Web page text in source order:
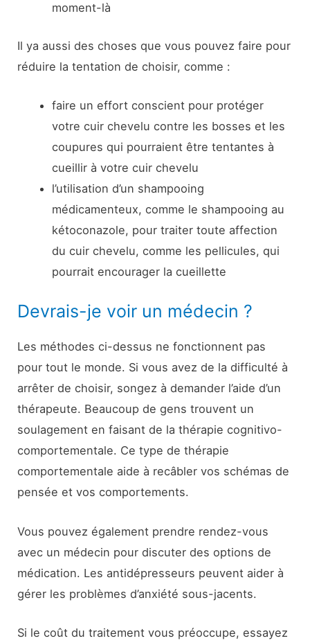
moment-là
Il ya aussi des choses que vous pouvez faire pour
réduire la tentation de choisir, comme :
faire un effort conscient pour protéger
votre cuir chevelu contre les bosses et les
coupures qui pourraient être tentantes à
cueillir à votre cuir chevelu
l’utilisation d’un shampooing
médicamenteux, comme le shampooing au
kétoconazole, pour traiter toute affection
du cuir chevelu, comme les pellicules, qui
pourrait encourager la cueillette
Devrais-je voir un médecin ?
Les méthodes ci-dessus ne fonctionnent pas
pour tout le monde. Si vous avez de la difficulté à
arrêter de choisir, songez à demander l’aide d’un
thérapeute. Beaucoup de gens trouvent un
soulagement en faisant de la thérapie cognitivo-
comportementale. Ce type de thérapie
comportementale aide à recâbler vos schémas de
pensée et vos comportements.
Vous pouvez également prendre rendez-vous
avec un médecin pour discuter des options de
médication. Les antidépresseurs peuvent aider à
gérer les problèmes d’anxiété sous-jacents.
Si le coût du traitement vous préoccupe, essayez